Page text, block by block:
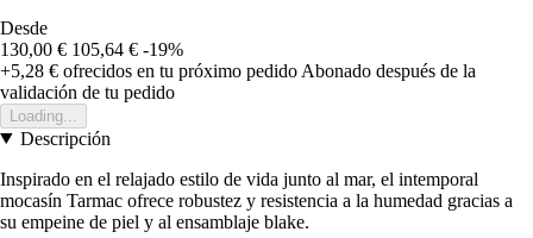
Desde
130,00 € 105,64 € -19%
+5,28 € ofrecidos en tu próximo pedido Abonado después de la
validación de tu pedido
Loading...
Descripción
Inspirado en el relajado estilo de vida junto al mar, el intemporal
mocasín Tarmac ofrece robustez y resistencia a la humedad gracias a
su empeine de piel y al ensamblaje blake.